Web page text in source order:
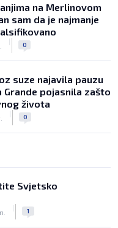
na Merlinovom
sam da je najmanje
| 0
suze najavila pauzu
Grande pojasnila zašto
života
| 0
Svjetsko
| 1